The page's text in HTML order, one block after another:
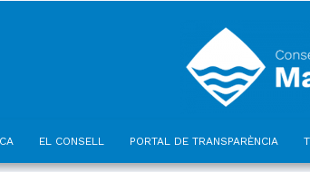
EL CONSELL PORTAL DE TRANSPARÈNCIA